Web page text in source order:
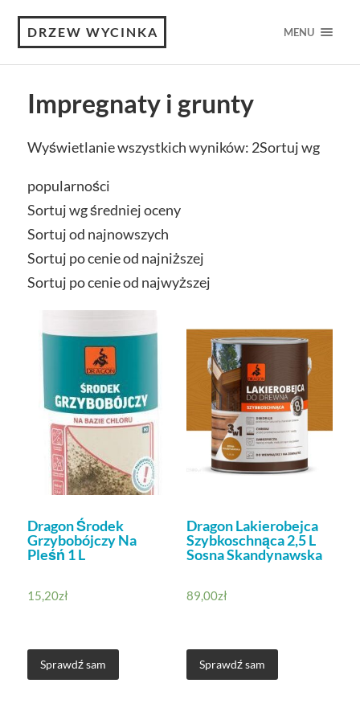
DRZEW WYCINKA MENU
Impregnaty i grunty
Wyświetlanie wszystkich wyników: 2Sortuj wg
popularności
Sortuj wg średniej oceny
Sortuj od najnowszych
Sortuj po cenie od najniższej
Sortuj po cenie od najwyższej
Dragon Środek
Grzybobójczy Na
Pleśń 1 L
15,20zł
Sprawdź sam
Dragon Lakierobejca
Szybkoschnąca 2,5 L
Sosna Skandynawska
89,00zł
Sprawdź sam